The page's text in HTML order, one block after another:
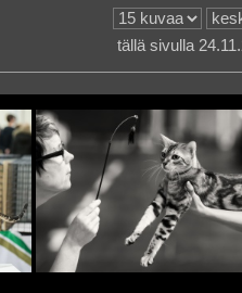
tällä sivulla